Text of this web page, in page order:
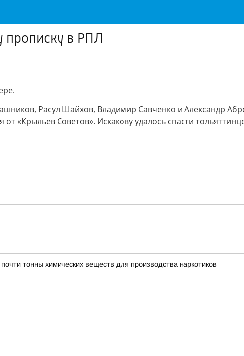
прописку в РПЛ
Расул Шайхов, Владимир Савченко и Александр
«Крыльев Советов». Искакову удалось спасти
тонны химических веществ для производства наркотиков